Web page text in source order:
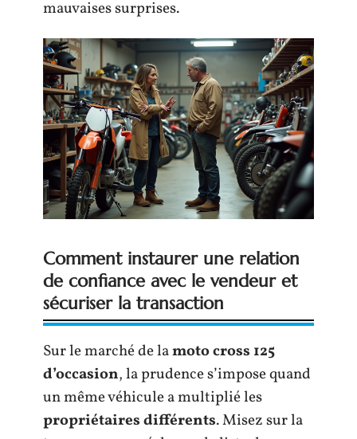
mauvaises surprises.
Comment instaurer une relation
de confiance avec le vendeur et
sécuriser la transaction
Sur le marché de lamoto cross 125
d’occasion, la prudence s’impose quand
un même véhicule a multiplié les
propriétaires différents. Misez sur la